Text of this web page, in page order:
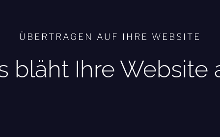
ÜBERTRAGEN AUF IHRE WEBSITE
bläht Ihre Website